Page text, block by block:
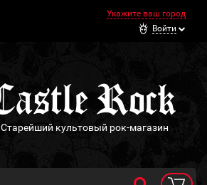
Укажите ваш город
Войти
Старейший культовый рок-магазин